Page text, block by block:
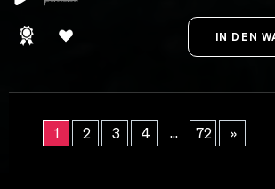
1 2 3 4 ... 72 »